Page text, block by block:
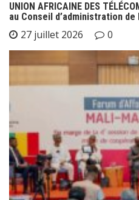
UNION AFRICAINE DES
au Conseil d’administration de
27 juillet 2026 0